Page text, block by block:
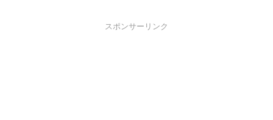
スポンサーリンク